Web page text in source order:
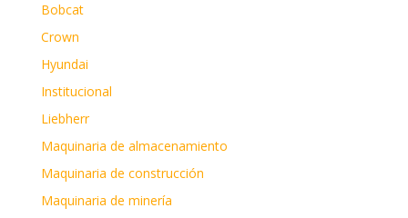
Bobcat
Crown
Hyundai
Institucional
Liebherr
Maquinaria de almacenamiento
Maquinaria de construcción
Maquinaria de minería